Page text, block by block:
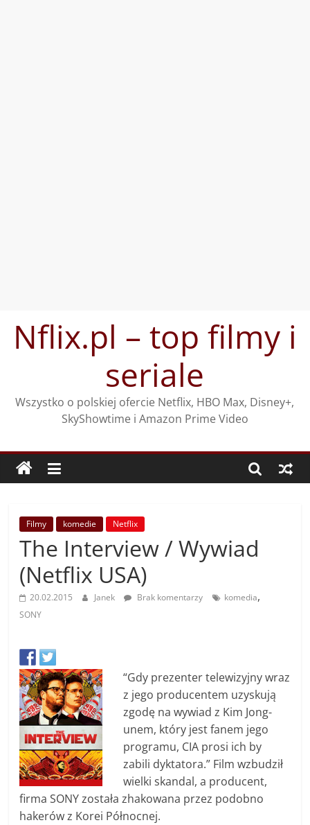
treściNflix.pl – top filmy i
seriale
Wszystko o polskiej ofercie Netflix, HBO Max, Disney+,
SkyShowtime i Amazon Prime Video
Filmy komedie Netflix
The Interview / Wywiad
(Netflix USA)
20.02.2015 Janek Brak komentarzy komedia,
SONY
“Gdy prezenter telewizyjny wraz
z jego producentem uzyskują
zgodę na wywiad z Kim Jong-
unem, który jest fanem jego
programu, CIA prosi ich by
zabili dyktatora.” Film wzbudził
wielki skandal, a producent,
firma SONY została zhakowana przez podobno
hakerów z Korei Północnej.